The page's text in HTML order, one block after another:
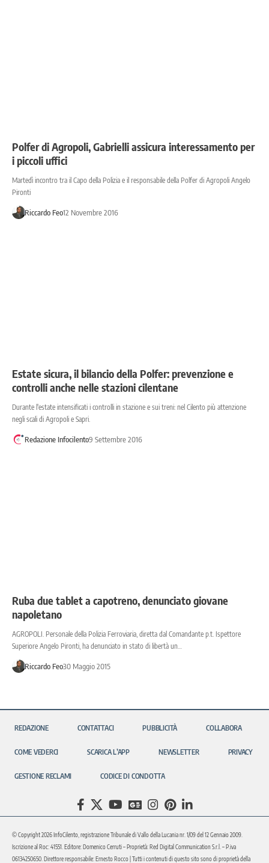
Polfer di Agropoli, Gabrielli assicura interessamento per
i piccoli uffici
Martedì incontro tra il Capo della Polizia e il responsabile della Polfer di Agropoli Angelo
Pironti
Riccardo Feo12 Novembre 2016
Estate sicura, il bilancio della Polfer: prevenzione e
controlli anche nelle stazioni cilentane
Durante l'estate intensificati i controlli in stazione e sui treni: nel Cilento più attenzione
negli scali di Agropoli e Sapri.
Redazione Infocilento9 Settembre 2016
Ruba due tablet a capotreno, denunciato giovane
napoletano
AGROPOLI. Personale della Polizia Ferroviaria, diretta dal Comandante p.t. Ispettore
Superiore Angelo Pironti, ha denunciato in stato di libertà un…
Riccardo Feo30 Maggio 2015
REDAZIONE CONTATTACI PUBBLICITÀ COLLABORA
COME VEDERCI SCARICA L’APP NEWSLETTER PRIVACY
GESTIONE RECLAMI CODICE DI CONDOTTA
© Copyright 2026 InfoCilento, registrazione Tribunale di Vallo della Lucania nr. 1/09 del 12 Gennaio 2009.
Iscrizione al Roc: 41551. Editore: Domenico Cerruti – Proprietà: Red Digital Communication S.r.l. – P.iva
06134250650. Direttore responsabile: Ernesto Rocco | Tutti i contenuti di questo sito sono di proprietà della